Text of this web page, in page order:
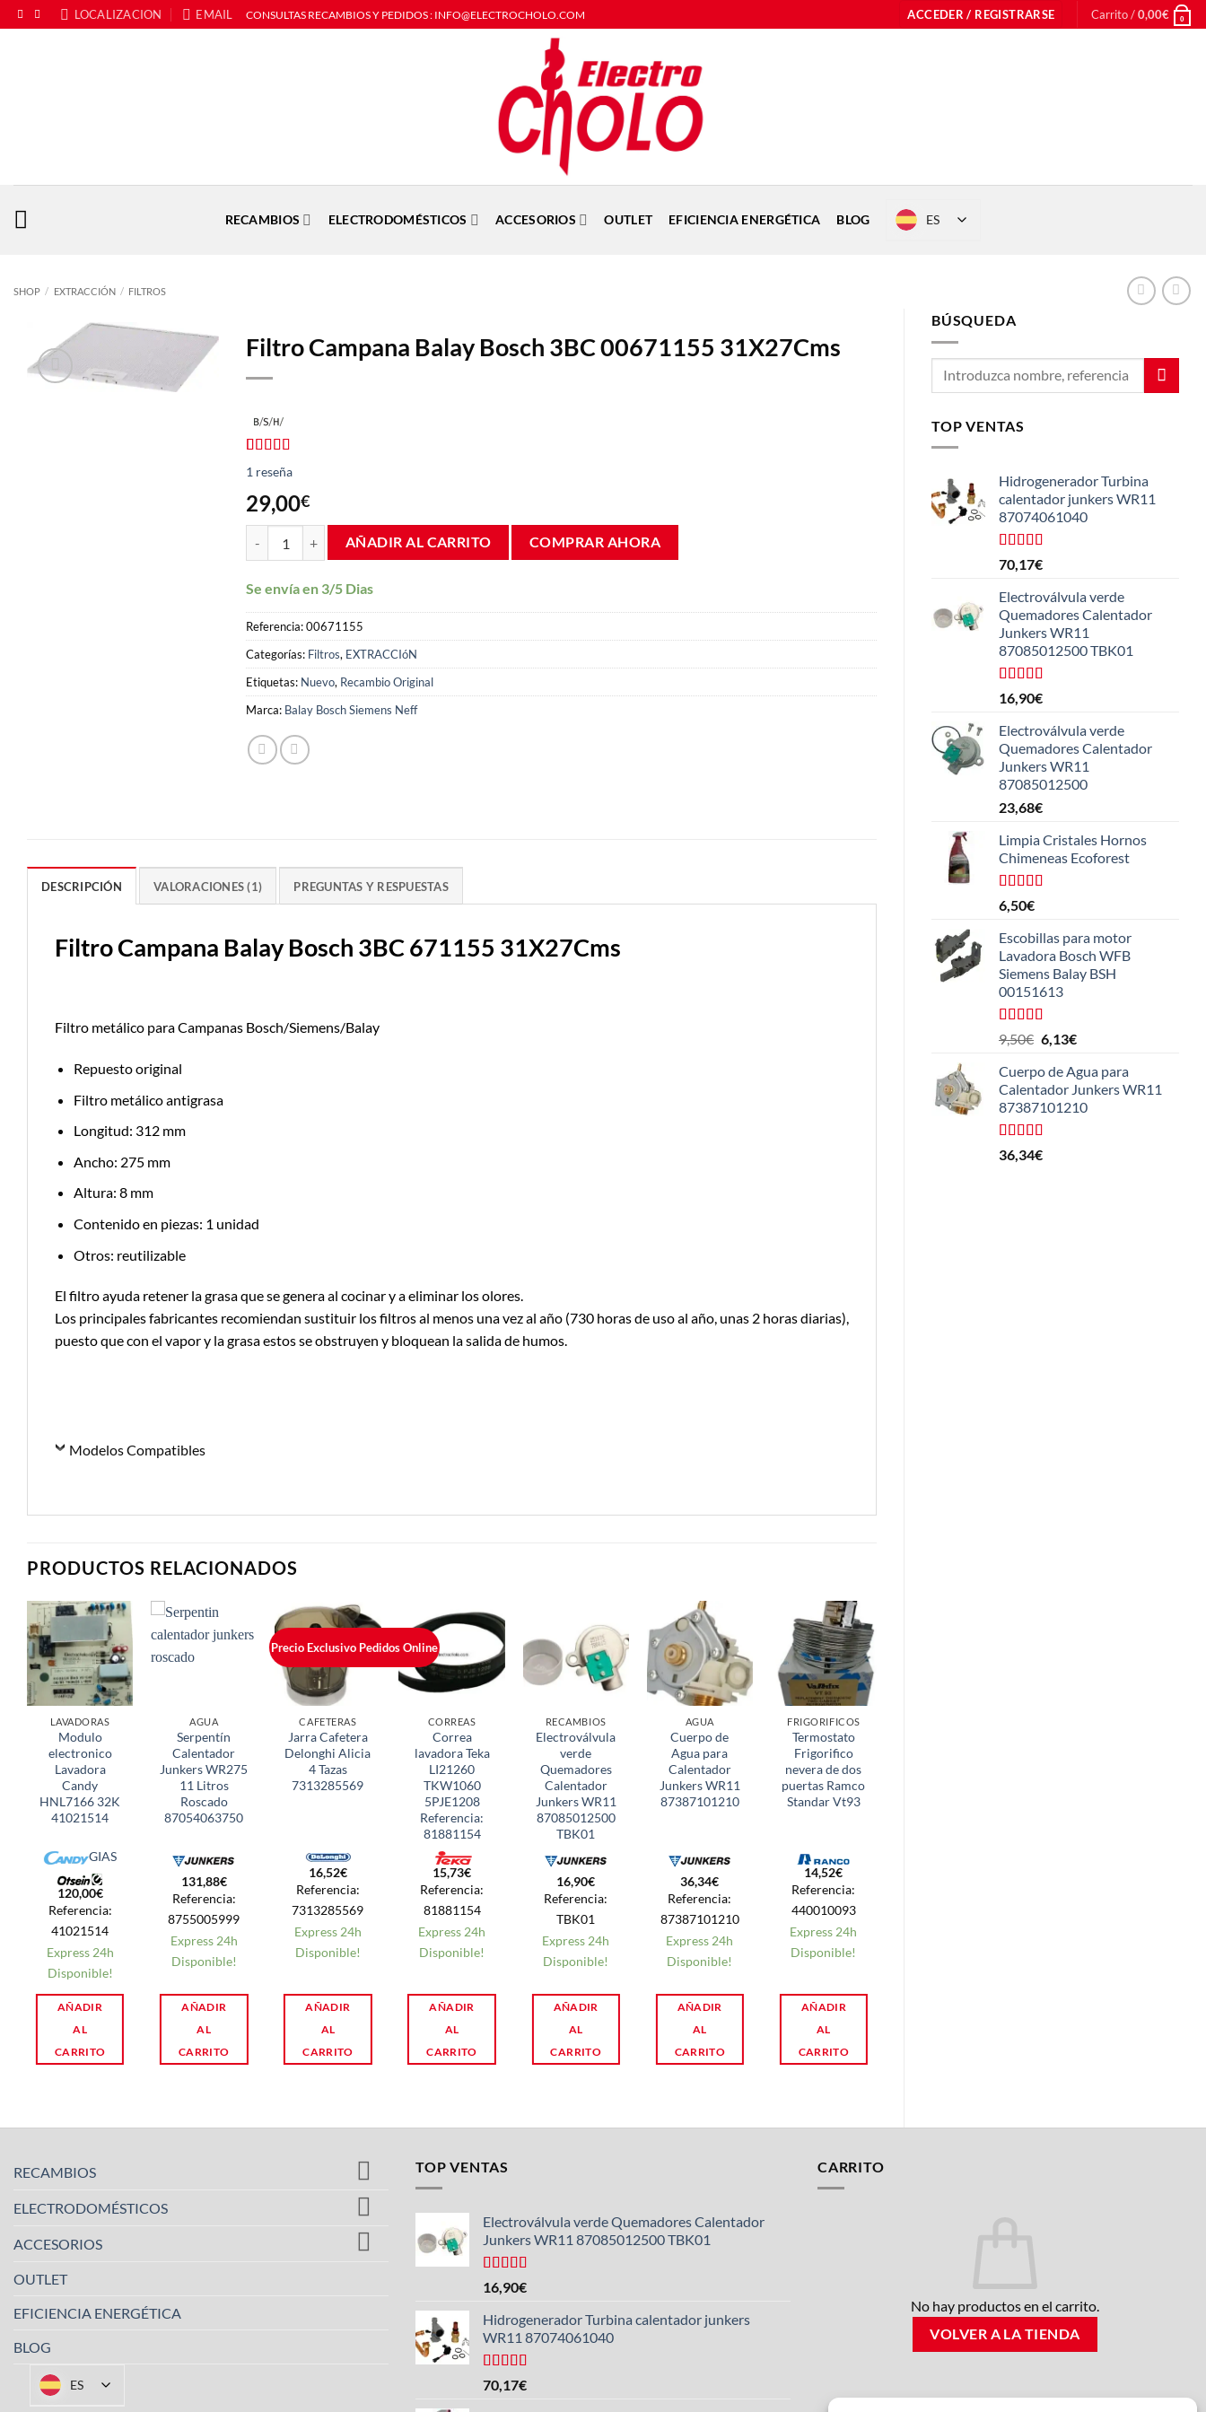
Saltar
al
LOCALIZACION EMAIL CONSULTAS RECAMBIOS Y PEDIDOS : INFO@ELECTROCHOLO.COM ACCEDER / REGISTRARSE Carrito /0,00€ 0
RECAMBIOS ELECTRODOMÉSTICOS ACCESORIOS OUTLET EFICIENCIA ENERGÉTICA BLOG ES
SHOP / EXTRACCIÓN / FILTROS
BÚSQUEDA
TOP VENTAS
Hidrogenerador Turbina
calentador junkers WR11
87074061040
Valorado
con
5
70,17€
Electroválvula verde
Quemadores Calentador
Junkers WR11
87085012500 TBK01
Valorado
con
de 5
16,90€
Electroválvula verde
Quemadores Calentador
Junkers WR11
87085012500
23,68€
Limpia Cristales Hornos
Chimeneas Ecoforest
Valorado
con
de 5
6,50€
Escobillas para motor
Lavadora Bosch WFB
Siemens Balay BSH
00151613
Valorado
con
de
5
9,50€ El
original
era:
9,50€.
6,13€El
actual
es:
6,13€.
Cuerpo de Agua para
Calentador Junkers WR11
87387101210
Valorado
con
36,34€
Filtro Campana Balay Bosch 3BC 00671155 31X27Cms
Valorado
con5.00
5 en base a
1
valoración
de un cliente
1 reseña
29,00€
Filtro Campana Balay Bosch 3BC 00671155 31X27Cms cantidad
AÑADIR AL CARRITO COMPRAR AHORA
Se envía en 3/5 Dias
Referencia:00671155
Categorías: Filtros, EXTRACCIóN
Etiquetas: Nuevo, Recambio Original
Marca: Balay Bosch Siemens Neff
DESCRIPCIÓN VALORACIONES (1) PREGUNTAS Y RESPUESTAS
Filtro Campana Balay Bosch 3BC 671155 31X27Cms
Filtro metálico para Campanas Bosch/Siemens/Balay
Repuesto original
Filtro metálico antigrasa
Longitud: 312 mm
Ancho: 275 mm
Altura: 8 mm
Contenido en piezas: 1 unidad
Otros: reutilizable
El filtro ayuda retener la grasa que se genera al cocinar y a eliminar los olores.
Los principales fabricantes recomiendan sustituir los filtros al menos una vez al año (730 horas de uso al año, unas 2 horas diarias),
puesto que con el vapor y la grasa estos se obstruyen y bloquean la salida de humos.
Modelos Compatibles
PRODUCTOS RELACIONADOS
LAVADORAS
Modulo
electronico
Lavadora
Candy
HNL7166 32K
41021514
GIAS
120,00€
Referencia:
41021514
Express 24h
Disponible!
AÑADIR
AL
CARRITO
AGUA
Serpentín
Calentador
Junkers WR275
11 Litros
Roscado
87054063750
131,88€
Referencia:
8755005999
Express 24h
Disponible!
AÑADIR
AL
CARRITO
Precio Exclusivo Pedidos Online
CAFETERAS
Jarra Cafetera
Delonghi Alicia
4 Tazas
7313285569
16,52€
Referencia:
7313285569
Express 24h
Disponible!
AÑADIR
AL
CARRITO
CORREAS
Correa
lavadora Teka
LI21260
TKW1060
5PJE1208
Referencia:
81881154
15,73€
Referencia:
81881154
Express 24h
Disponible!
AÑADIR
AL
CARRITO
RECAMBIOS
Electroválvula
verde
Quemadores
Calentador
Junkers WR11
87085012500
TBK01
16,90€
Referencia:
TBK01
Express 24h
Disponible!
AÑADIR
AL
CARRITO
AGUA
Cuerpo de
Agua para
Calentador
Junkers WR11
87387101210
36,34€
Referencia:
87387101210
Express 24h
Disponible!
AÑADIR
AL
CARRITO
FRIGORIFICOS
Termostato
Frigorifico
nevera de dos
puertas Ramco
Standar Vt93
14,52€
Referencia:
440010093
Express 24h
Disponible!
AÑADIR
AL
CARRITO
RECAMBIOS
ELECTRODOMÉSTICOS
ACCESORIOS
OUTLET
EFICIENCIA ENERGÉTICA
BLOG
ES
TOP VENTAS
Electroválvula verde Quemadores Calentador
Junkers WR11 87085012500 TBK01
Valorado
con
de 5
16,90€
Hidrogenerador Turbina calentador junkers
WR11 87074061040
Valorado
con
70,17€
CARRITO
No hay productos en el carrito.
VOLVER A LA TIENDA